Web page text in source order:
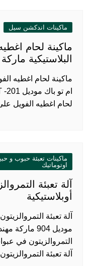
ماكينات اندكشن سيل
ماكينة لحام
البلاستيكية
ماكينة لحام اغطيه
لحام اغطيه الفويل
ماكينات تعبئة حبوب و
اوتوماتيك
آلة تعبئة
أوبلاستيكية
آلة تعبئة
موديل 904
التمروالزيتون في
آلة تعبئة